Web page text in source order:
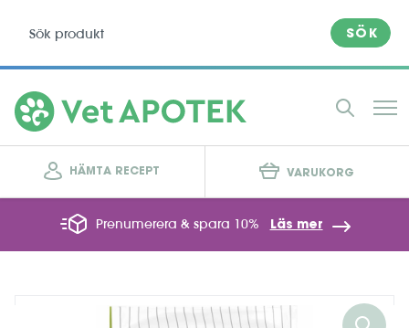
SÖK
HÄMTA RECEPT VARUKORG
Prenumerera & spara 10% Läs mer